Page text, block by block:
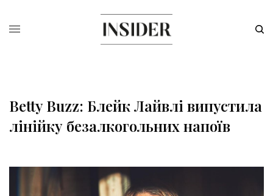
Betty Buzz: Блейк Лайвлі випустила
лінійку безалкогольних напоїв